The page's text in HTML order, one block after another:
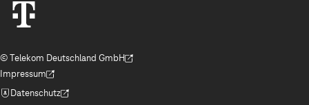
© Telekom Deutschland GmbH
(Der Link wird in einem neuen Tab geöffnet)
Impressum
(Der Link wird in einem neuen Tab geöffnet)
Datenschutz
(Der Link wird in einem neuen Tab geöffnet)